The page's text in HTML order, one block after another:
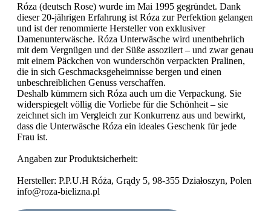
Róza (deutsch Rose) wurde im Mai 1995 gegründet. Dank
dieser 20-jährigen Erfahrung ist Róza zur Perfektion gelangen
und ist der renommierte Hersteller von exklusiver
Damenunterwäsche. Róza Unterwäsche wird unentbehrlich
mit dem Vergnügen und der Süße assoziiert – und zwar genau
mit einem Päckchen von wunderschön verpackten Pralinen,
die in sich Geschmacksgeheimnisse bergen und einen
unbeschreiblichen Genuss verschaffen.
Deshalb kümmern sich Róza auch um die Verpackung. Sie
widerspiegelt völlig die Vorliebe für die Schönheit – sie
zeichnet sich im Vergleich zur Konkurrenz aus und bewirkt,
dass die Unterwäsche Róza ein ideales Geschenk für jede
Frau ist.
Angaben zur Produktsicherheit:
Hersteller: P.P.U.H Róża, Grądy 5, 98-355 Działoszyn, Polen
info@roza-bielizna.pl